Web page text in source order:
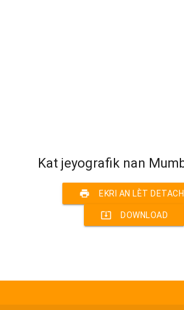
Kat jeyografik nan
print EKRI AN LÈT
system_update_alt DOWNLOAD